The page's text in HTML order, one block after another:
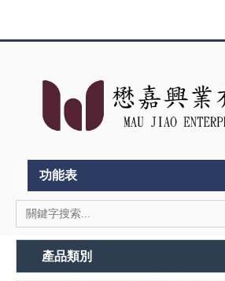
功能表
產品類別